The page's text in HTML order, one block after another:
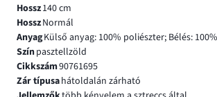
Hossz140 cm
HosszNormál
AnyagKülső anyag: 100% poliészter; Bélés:
Színpasztellzöld
Cikkszám90761695
Zár típusahátoldalán zárható